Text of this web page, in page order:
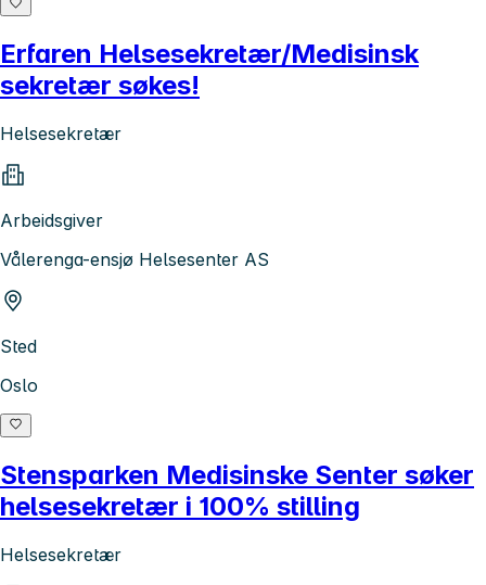
Erfaren Helsesekretær/Medisinsk
sekretær søkes!
Helsesekretær
Arbeidsgiver
Vålerenga-ensjø Helsesenter AS
Sted
Oslo
Stensparken Medisinske Senter søker
helsesekretær i 100% stilling
Helsesekretær